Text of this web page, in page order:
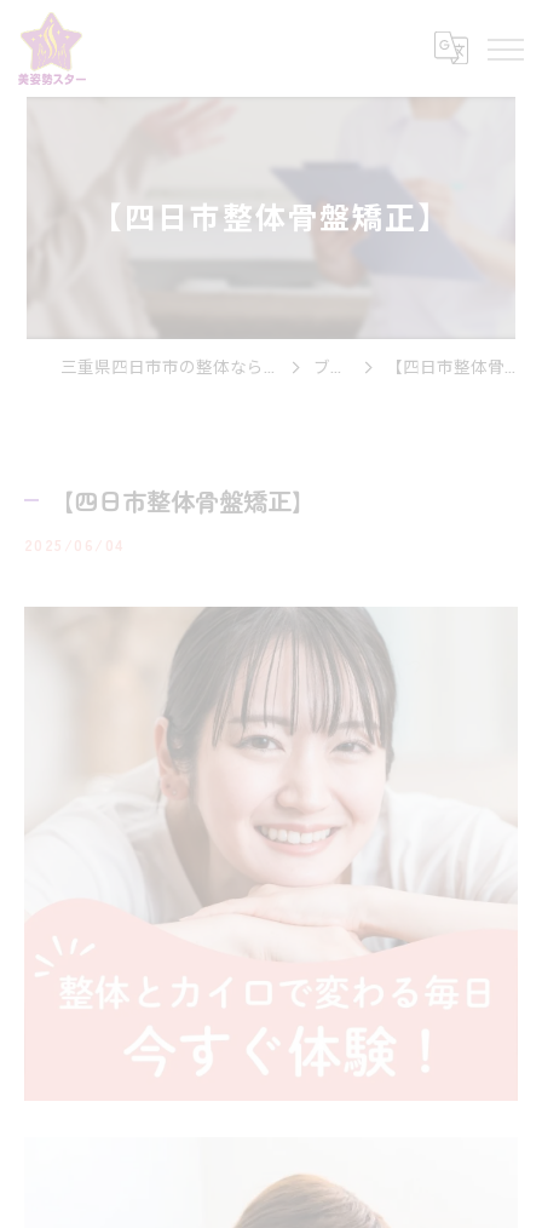
【四日市整体骨盤矯正】
三重県四日市市の整体なら美姿勢スター ブログ 【四日市整体骨盤矯正】
【四日市整体骨盤矯正】
2025/06/04